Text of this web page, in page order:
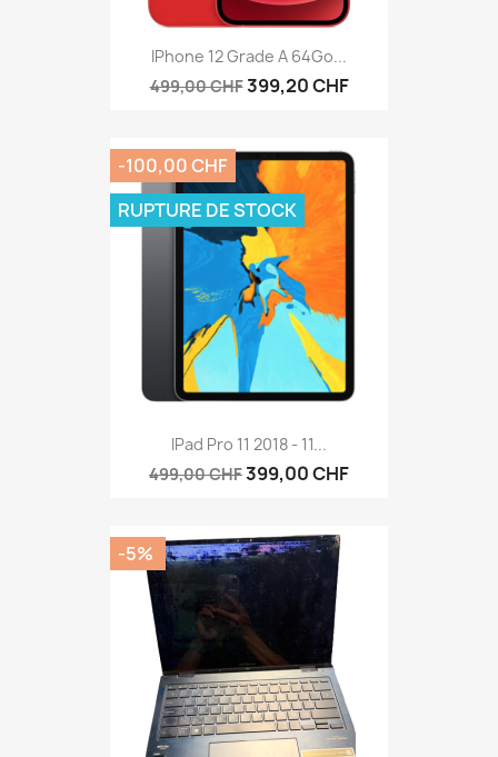
IPhone 12 Grade A 64Go...
499,00 CHF399,20 CHF
IPad Pro 11 2018 - 11...
499,00 CHF399,00 CHF
-100,00 CHF
RUPTURE DE STOCK
-5%